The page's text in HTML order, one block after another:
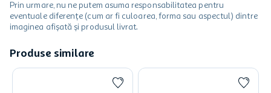
Prin urmare, nu ne putem asuma responsabilitatea pentru
eventuale diferențe (cum ar fi culoarea, forma sau aspectul) dintre
imaginea afișată și produsul livrat.
Produse similare